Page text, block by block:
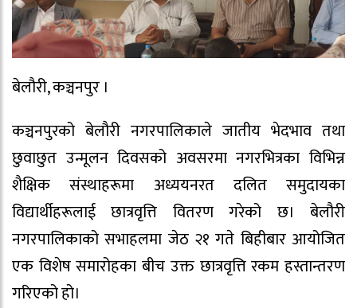
बेलौरी, कञ्चनपुर ।
कञ्चनपुरको बेलौरी नगरपालिकाले जातीय भेदभाव तथा
छुवाछुत उन्मूलन दिवसको अवसरमा नगरभित्रका विभिन्न
शैक्षिक संस्थाहरूमा अध्ययनरत दलित समुदायका
विद्यार्थीहरूलाई छात्रवृत्ति वितरण गरेको छ। बेलौरी
नगरपालिकाको सभाहलमा जेठ २१ गते बिहीबार आयोजित
एक विशेष समारोहका बीच उक्त छात्रवृत्ति रकम हस्तान्तरण
गरिएको हो।